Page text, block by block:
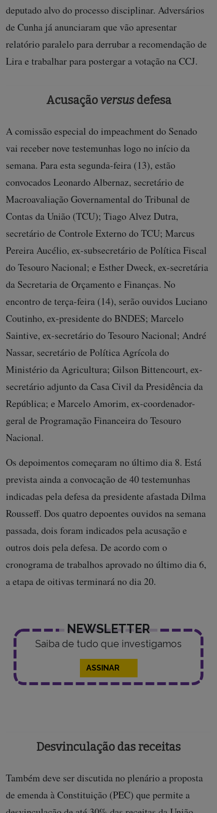
deputado alvo do processo disciplinar. Adversários
de Cunha já anunciaram que vão apresentar
relatório paralelo para derrubar a recomendação de
Lira e trabalhar para postergar a votação na CCJ.
Acusaçãoversusdefesa
A comissão especial do impeachment do Senado
vai receber nove testemunhas logo no início da
semana. Para esta segunda-feira (13), estão
convocados Leonardo Albernaz, secretário de
Macroavaliação Governamental do Tribunal de
Contas da União (TCU); Tiago Alvez Dutra,
secretário de Controle Externo do TCU; Marcus
Pereira Aucélio, ex-subsecretário de Política Fiscal
do Tesouro Nacional; e Esther Dweck, ex-secretária
da Secretaria de Orçamento e Finanças. No
encontro de terça-feira (14), serão ouvidos Luciano
Coutinho, ex-presidente do BNDES; Marcelo
Saintive, ex-secretário do Tesouro Nacional; André
Nassar, secretário de Política Agrícola do
Ministério da Agricultura; Gilson Bittencourt, ex-
secretário adjunto da Casa Civil da Presidência da
República; e Marcelo Amorim, ex-coordenador-
geral de Programação Financeira do Tesouro
Nacional.
Os depoimentos começaram no último dia 8. Está
prevista ainda a convocação de 40 testemunhas
indicadas pela defesa da presidente afastada Dilma
Rousseff. Dos quatro depoentes ouvidos na semana
passada, dois foram indicados pela acusação e
outros dois pela defesa. De acordo com o
cronograma de trabalhos aprovado no último dia 6,
a etapa de oitivas terminará no dia 20.
NEWSLETTER
Saiba de tudo que investigamos
ASSINAR
Desvinculação das receitas
Também deve ser discutida no plenário a proposta
de emenda à Constituição (PEC) que permite a